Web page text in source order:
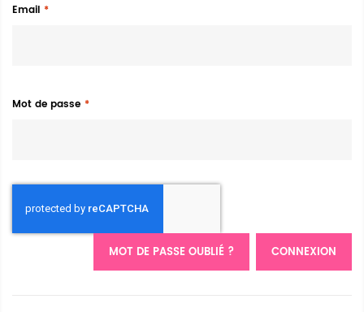
Email
Mot de passe
CONNEXION
MOT DE PASSE OUBLIÉ ?